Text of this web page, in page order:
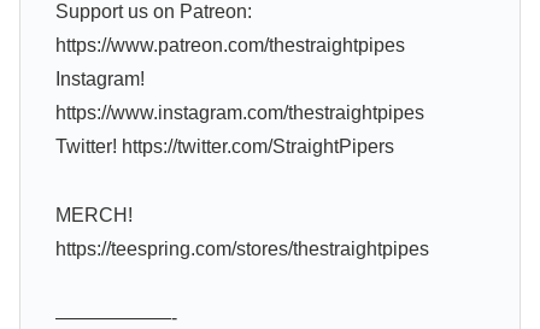
Support us on Patreon:
https://www.patreon.com/thestraightpipes
Instagram!
https://www.instagram.com/thestraightpipes
Twitter! https://twitter.com/StraightPipers
MERCH!
https://teespring.com/stores/thestraightpipes
——————-